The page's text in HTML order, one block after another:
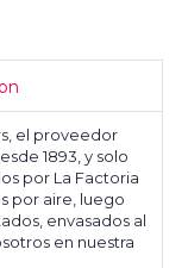
el proveedor
1893, y solo
por La Factoria
por aire, luego
envasados ​​al
en nuestra